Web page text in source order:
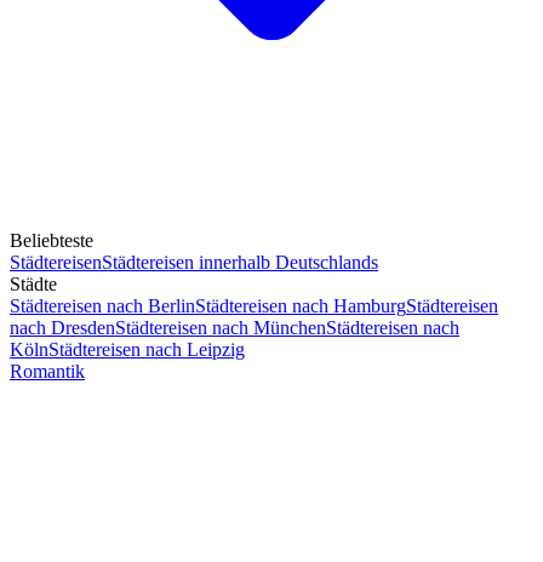
Beliebteste
StädtereisenStädtereisen innerhalb Deutschlands
Städte
Städtereisen nach BerlinStädtereisen nach HamburgStädtereisen
nach DresdenStädtereisen nach MünchenStädtereisen nach
KölnStädtereisen nach Leipzig
Romantik